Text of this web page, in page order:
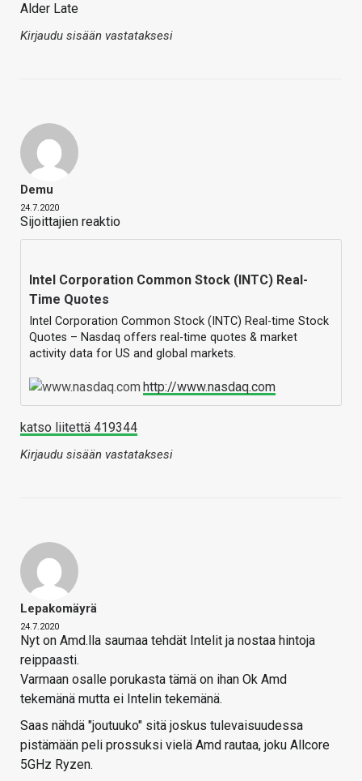
Alder Late
Kirjaudu sisään vastataksesi
Demu
24.7.2020
Sijoittajien reaktio
Intel Corporation Common Stock (INTC) Real-
Time Quotes
Intel Corporation Common Stock (INTC) Real-time Stock
Quotes – Nasdaq offers real-time quotes & market
activity data for US and global markets.
http://www.nasdaq.com
katso liitettä 419344
Kirjaudu sisään vastataksesi
Lepakomäyrä
24.7.2020
Nyt on Amd.lla saumaa tehdät Intelit ja nostaa hintoja
reippaasti.
Varmaan osalle porukasta tämä on ihan Ok Amd
tekemänä mutta ei Intelin tekemänä.
Saas nähdä "joutuuko" sitä joskus tulevaisuudessa
pistämään peli prossuksi vielä Amd rautaa, joku Allcore
5GHz Ryzen.